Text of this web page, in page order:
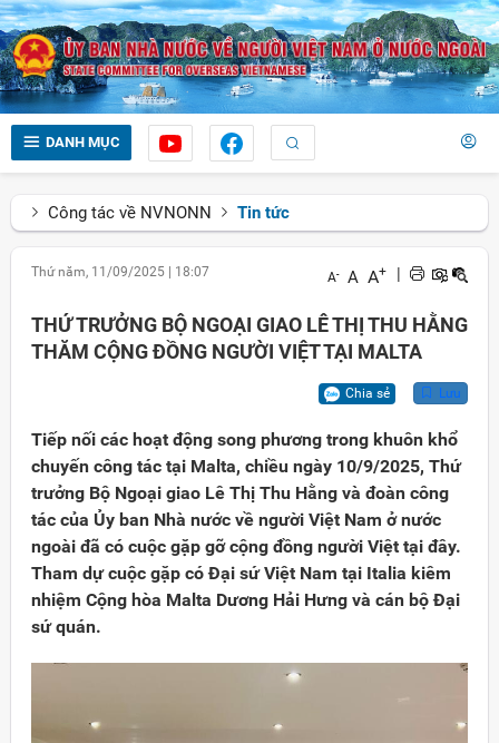
DANH MỤC
Công tác về NVNONN Tin tức
Thứ năm, 11/09/2025 18:07 A- A A+ |
THỨ TRƯỞNG BỘ NGOẠI GIAO LÊ THỊ THU HẰNG
THĂM CỘNG ĐỒNG NGƯỜI VIỆT TẠI MALTA
Chia sẻ Lưu
Tiếp nối các hoạt động song phương trong khuôn khổ
chuyến công tác tại Malta, chiều ngày 10/9/2025, Thứ
trưởng Bộ Ngoại giao Lê Thị Thu Hằng và đoàn công
tác của Ủy ban Nhà nước về người Việt Nam ở nước
ngoài đã có cuộc gặp gỡ cộng đồng người Việt tại đây.
Tham dự cuộc gặp có Đại sứ Việt Nam tại Italia kiêm
nhiệm Cộng hòa Malta Dương Hải Hưng và cán bộ Đại
sứ quán.